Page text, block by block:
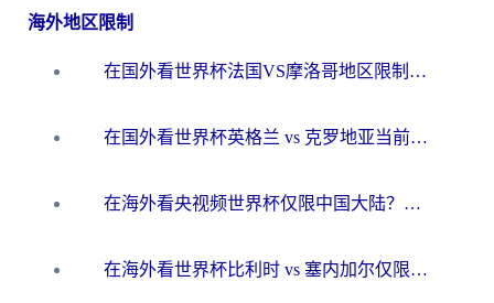
海外地区限制
在国外看世界杯法国VS摩洛哥地区限制？这篇指南让你流畅看中文解说无压力
在国外看世界杯英格兰 vs 克罗地亚当前地区不可播放？这篇指南帮你搞定所有海外观赛难题
在海外看央视频世界杯仅限中国大陆？这篇指南帮你解锁中文解说+无卡顿直播
在海外看世界杯比利时 vs 塞内加尔仅限中国大陆？我找到了最流畅的中文解说之路